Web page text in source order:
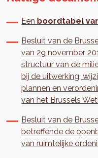
Een boordtabel
Besluit van de
van 29 november
structuur van de
bij de uitwerking,
plannen en
van het Brussels
Besluit van de
betreffende de
van ruimtelijke